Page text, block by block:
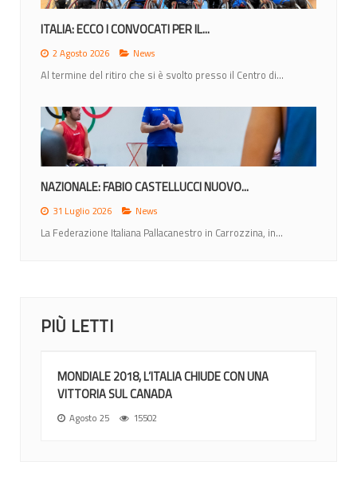
ITALIA: ECCO I CONVOCATI PER IL...
2 Agosto 2026 News
Al termine del ritiro che si è svolto presso il Centro di...
NAZIONALE: FABIO CASTELLUCCI NUOVO...
31 Luglio 2026 News
La Federazione Italiana Pallacanestro in Carrozzina, in...
PIÙ LETTI
MONDIALE 2018, L’ITALIA CHIUDE CON UNA
VITTORIA SUL CANADA
Agosto 25 15502